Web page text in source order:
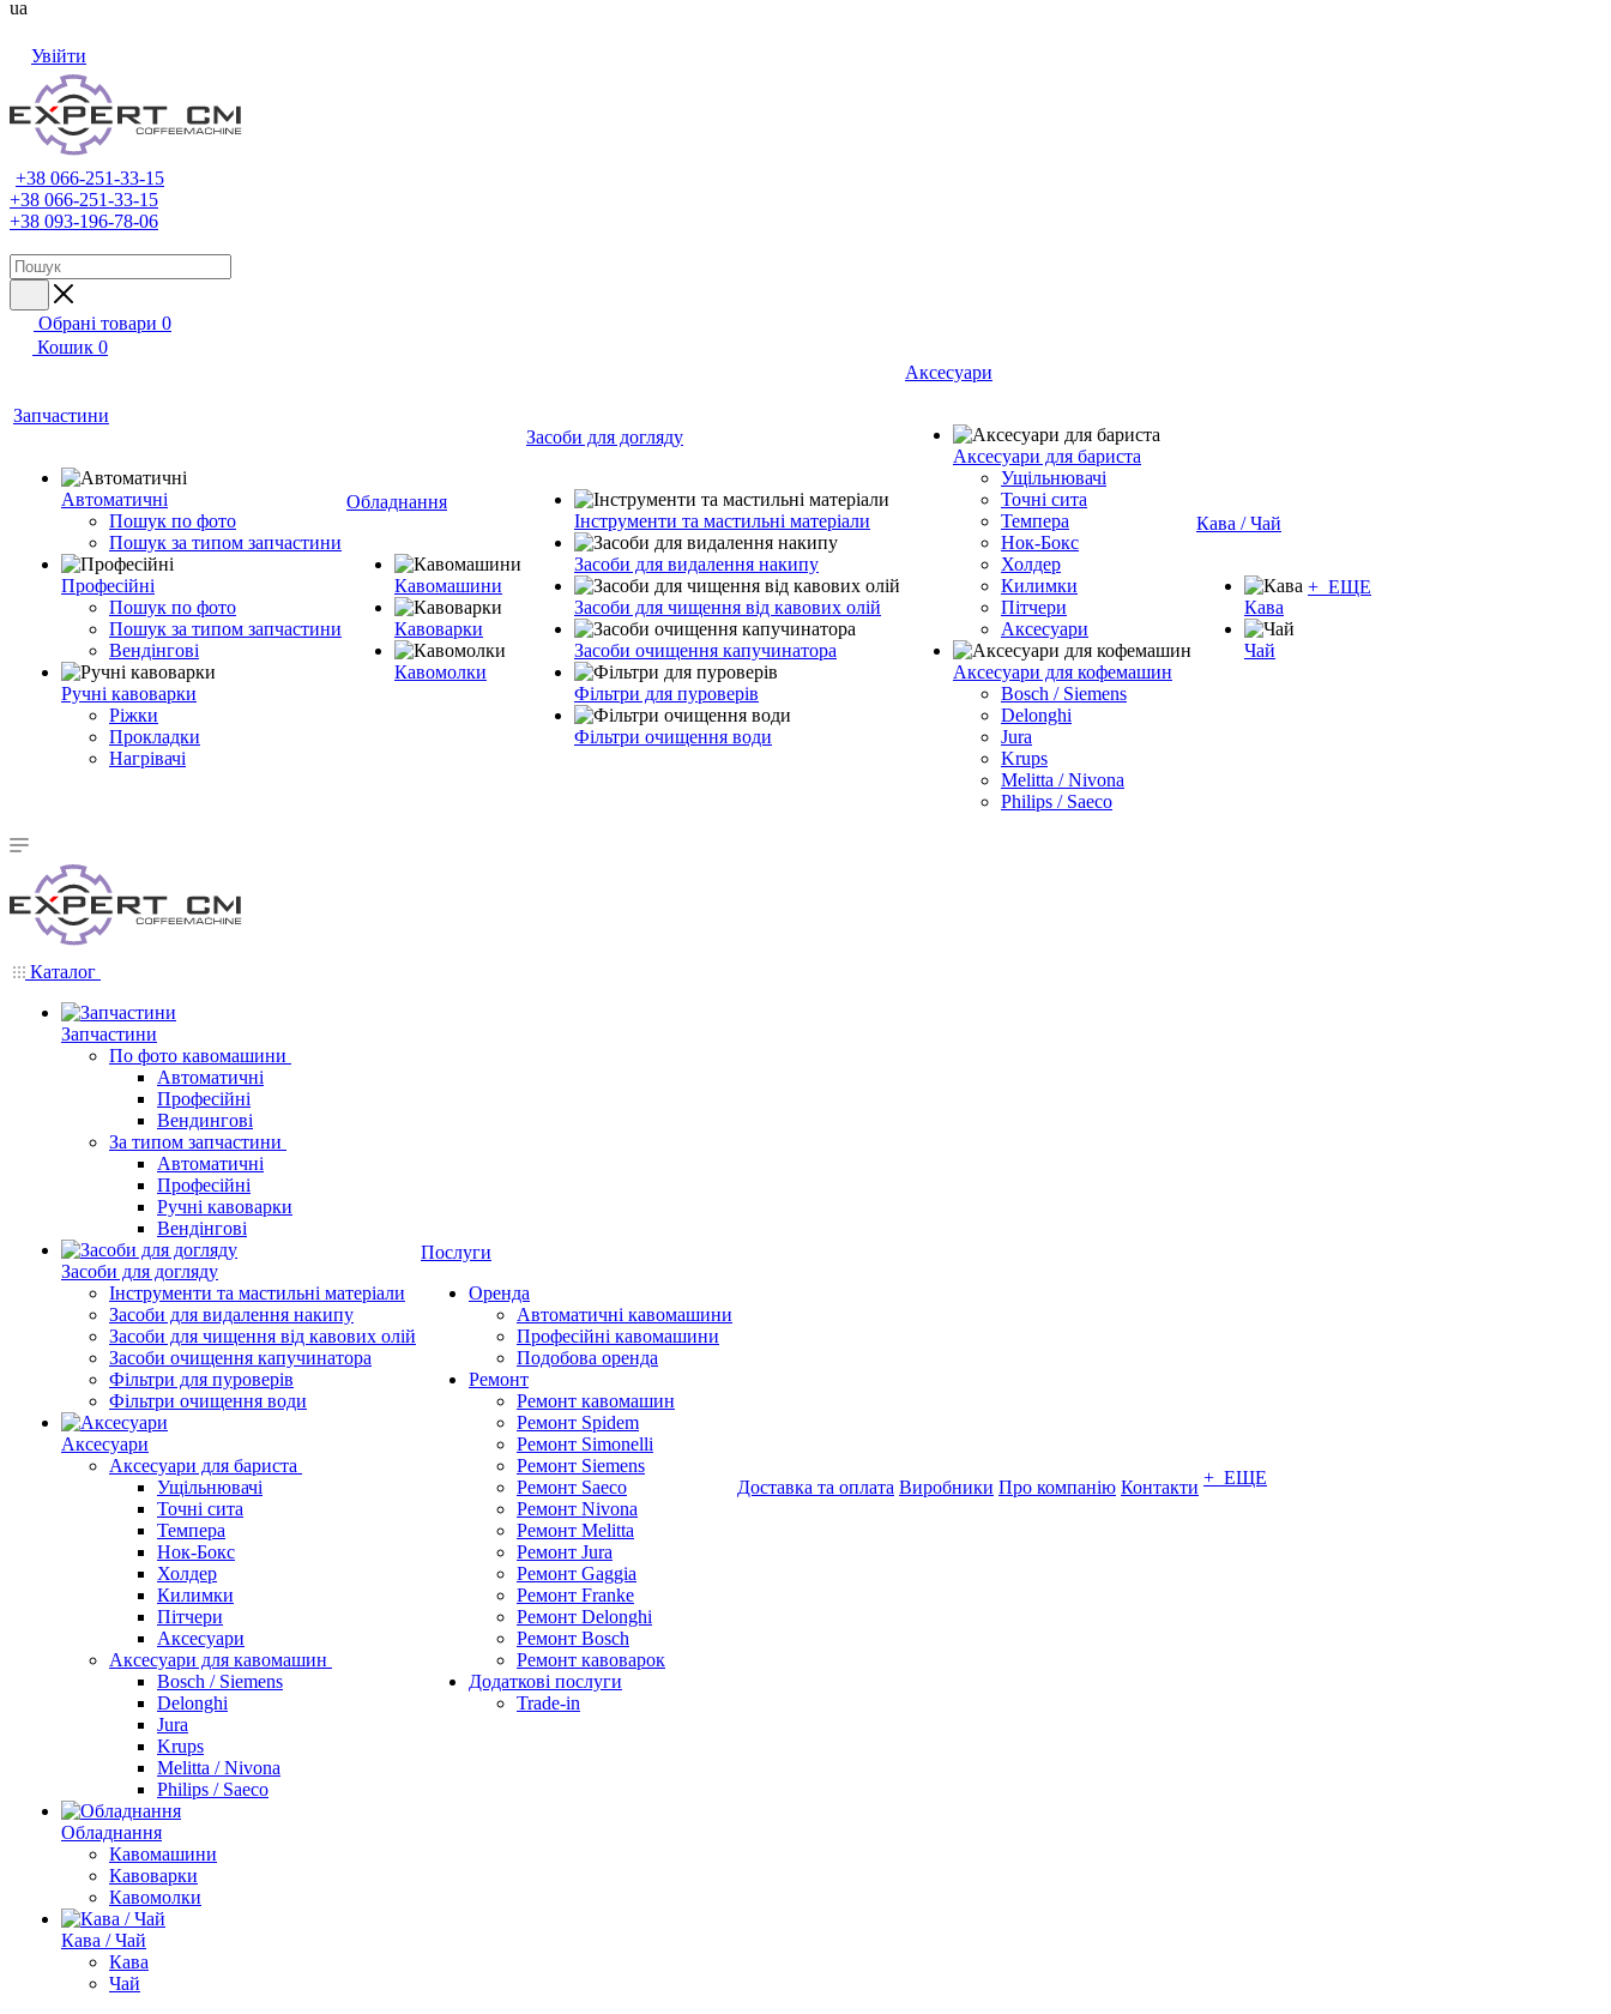
ua
Увійти
+38 066-251-33-15
+38 066-251-33-15
+38 093-196-78-06
Обрані товари 0
Кошик 0
Запчастини
Автоматичні
Пошук по фото
Пошук за типом запчастини
Професійні
Пошук по фото
Пошук за типом запчастини
Вендінгові
Ручні кавоварки
Ріжки
Прокладки
Нагрівачі
Обладнання
Кавомашини
Кавоварки
Кавомолки
Засоби для догляду
Інструменти та мастильні матеріали
Засоби для видалення накипу
Засоби для чищення від кавових олій
Засоби очищення капучинатора
Фільтри для пуроверів
Фільтри очищення води
Аксесуари
Аксесуари для бариста
Ущільнювачі
Точні сита
Темпера
Нок-Бокс
Холдер
Килимки
Пітчери
Аксесуари
Аксесуари для кофемашин
Bosch / Siemens
Delonghi
Jura
Krups
Melitta / Nivona
Philips / Saeco
Кава / Чай
Кава
Чай
+ ЕЩЕ
Каталог
Запчастини
По фото кавомашини
Автоматичні
Професійні
Вендингові
За типом запчастини
Автоматичні
Професійні
Ручні кавоварки
Вендінгові
Засоби для догляду
Інструменти та мастильні матеріали
Засоби для видалення накипу
Засоби для чищення від кавових олій
Засоби очищення капучинатора
Фільтри для пуроверів
Фільтри очищення води
Аксесуари
Аксесуари для бариста
Ущільнювачі
Точні сита
Темпера
Нок-Бокс
Холдер
Килимки
Пітчери
Аксесуари
Аксесуари для кавомашин
Bosch / Siemens
Delonghi
Jura
Krups
Melitta / Nivona
Philips / Saeco
Обладнання
Кавомашини
Кавоварки
Кавомолки
Кава / Чай
Кава
Чай
Послуги
Оренда
Автоматичні кавомашини
Професійні кавомашини
Подобова оренда
Ремонт
Ремонт кавомашин
Ремонт Spidem
Ремонт Simonelli
Ремонт Siemens
Ремонт Saeco
Ремонт Nivona
Ремонт Melitta
Ремонт Jura
Ремонт Gaggia
Ремонт Franke
Ремонт Delonghi
Ремонт Bosch
Ремонт кавоварок
Додаткові послуги
Trade-in
Доставка та оплата Виробники Про компанію Контакти + ЕЩЕ